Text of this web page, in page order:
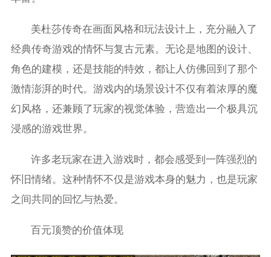
美杜莎传奇在画面风格和玩法设计上，充分融入了
经典传奇游戏的情怀与复古元素。无论是地图的设计、
角色的建模，还是技能的特效，都让人仿佛回到了那个
激情澎湃的时代。游戏内的场景设计不仅有着浓厚的魔
幻风格，还兼顾了玩家的视觉体验，营造出一个极具沉
浸感的游戏世界。
许多老玩家在进入游戏时，都会感受到一阵强烈的
怀旧情绪。这种情怀不仅是游戏本身的魅力，也是玩家
之间共同的回忆与热爱。
百元顶赞的价值体现